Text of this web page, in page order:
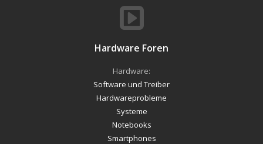
Hardware Foren
Hardware:
Software und Treiber
Hardwareprobleme
Systeme
Notebooks
Smartphones